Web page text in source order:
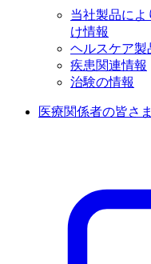
当社製品によ
け情報
ヘルスケア製
疾患関連情報
治験の情報
医療関係者の皆さま